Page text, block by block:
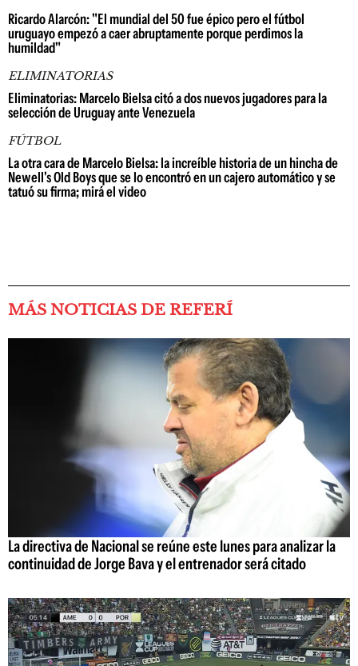
Ricardo Alarcón: "El mundial del 50 fue épico pero el fútbol
uruguayo empezó a caer abruptamente porque perdimos la
humildad"
ELIMINATORIAS
Eliminatorias: Marcelo Bielsa citó a dos nuevos jugadores para la
selección de Uruguay ante Venezuela
FÚTBOL
La otra cara de Marcelo Bielsa: la increíble historia de un hincha de
Newell's Old Boys que se lo encontró en un cajero automático y se
tatuó su firma; mirá el video
MÁS NOTICIAS DE REFERÍ
La directiva de Nacional se reúne este lunes para analizar la
continuidad de Jorge Bava y el entrenador será citado